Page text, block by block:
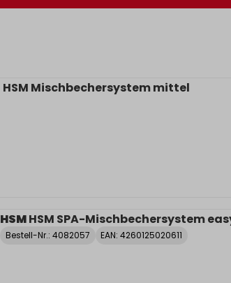
HSM Mischbechersystem mittel
HSMHSM SPA-Mischbechersystem
Bestell-Nr.: 4082057 EAN: 4260125020611